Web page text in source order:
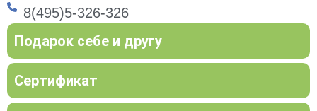
8(495)5-326-326
Подарок себе и другу
Сертификат